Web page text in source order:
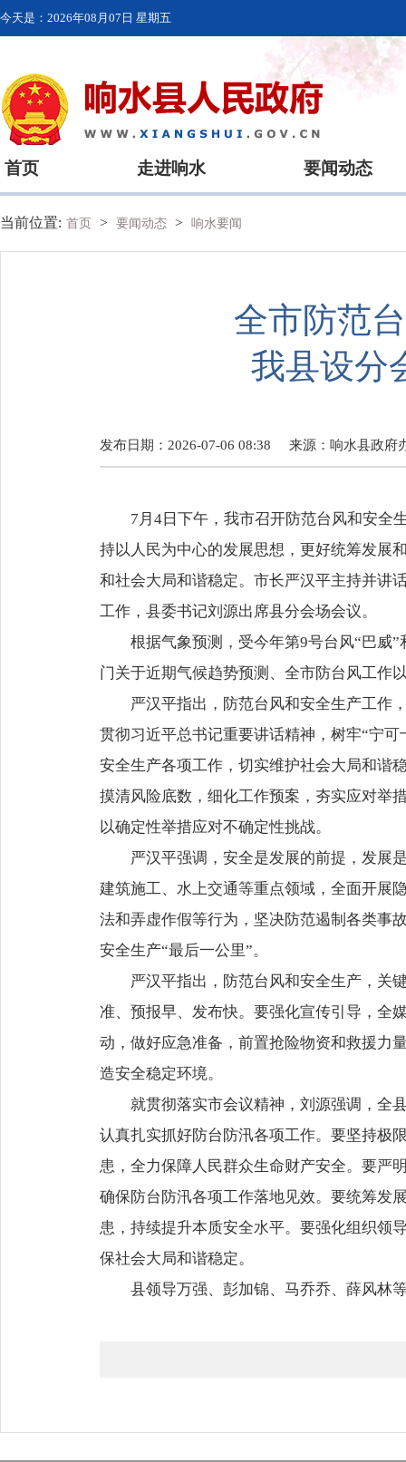
今天是： 2026年08月07日 星期五
首页 走进响水 要闻动态
当前位置: 首页 > 要闻动态 > 响水要闻
全市防范
我县设分
发布日期：2026-07-06 08:38 来源： 响水县政府
7月4日下午，我市召开防范台风和安全
持以人民为中心的发展思想，更好统筹发展
和社会大局和谐稳定。市长严汉平主持并讲
工作，县委书记刘源出席县分会场会议。
根据气象预测，受今年第9号台风“巴威
门关于近期气候趋势预测、全市防台风工作
严汉平指出，防范台风和安全生产工作
贯彻习近平总书记重要讲话精神，树牢“宁
安全生产各项工作，切实维护社会大局和谐
摸清风险底数，细化工作预案，夯实应对举
以确定性举措应对不确定性挑战。
严汉平强调，安全是发展的前提，发展
建筑施工、水上交通等重点领域，全面开展
法和弄虚作假等行为，坚决防范遏制各类事
安全生产“最后一公里”。
严汉平指出，防范台风和安全生产，关
准、预报早、发布快。要强化宣传引导，全
动，做好应急准备，前置抢险物资和救援力
造安全稳定环境。
就贯彻落实市会议精神，刘源强调，全
认真扎实抓好防台防汛各项工作。要坚持极
患，全力保障人民群众生命财产安全。要严
确保防台防汛各项工作落地见效。要统筹发
患，持续提升本质安全水平。要强化组织领
保社会大局和谐稳定。
县领导万强、彭加锦、马乔乔、薛风林